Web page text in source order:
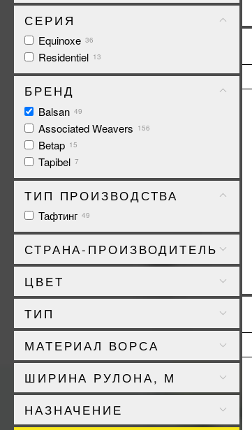
СЕРИЯ
Equinoxe 36
Residentiel 13
БРЕНД
Balsan 49
Associated Weavers 156
Betap 15
Tapibel 7
ТИП ПРОИЗВОДСТВА
Тафтинг 49
СТРАНА-ПРОИЗВОДИТЕЛЬ
Франция49
ЦВЕТ
бежевый7
бордовый
голубой1
желтый 2
зеленый6
золотой 1
ТИП
полукоммерческий49
МАТЕРИАЛ ВОРСА
Полиамид49
ШИРИНА РУЛОНА, М
449
НАЗНАЧЕНИЕ